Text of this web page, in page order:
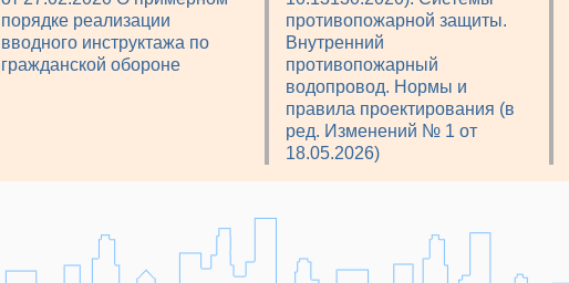
порядке реализации
вводного инструктажа по
гражданской обороне
противопожарной защиты.
Внутренний
противопожарный
водопровод. Нормы и
правила проектирования (в
ред. Изменений № 1 от
18.05.2026)